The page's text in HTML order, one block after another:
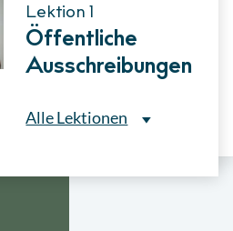
Lektion 1
Öffentliche
Ausschreibungen
Alle Lektionen
Alle